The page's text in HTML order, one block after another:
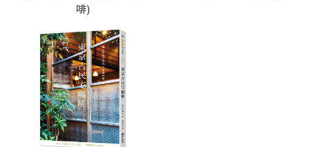
啡)